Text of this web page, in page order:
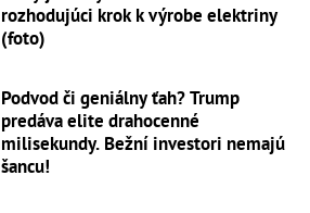
rozhodujúci krok k výrobe elektriny
(foto)
Podvod či geniálny ťah? Trump
predáva elite drahocenné
milisekundy. Bežní investori nemajú
šancu!